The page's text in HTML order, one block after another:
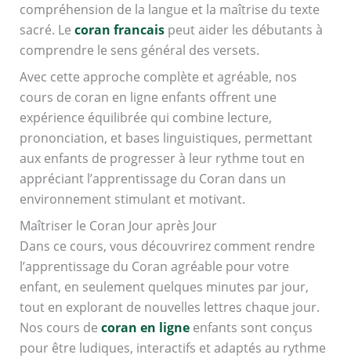
compréhension de la langue et la maîtrise du texte
sacré. Le coran francaispeut aider les débutants à
comprendre le sens général des versets.
Avec cette approche complète et agréable, nos
cours de coran en ligne enfants offrent une
expérience équilibrée qui combine lecture,
prononciation, et bases linguistiques, permettant
aux enfants de progresser à leur rythme tout en
appréciant l’apprentissage du Coran dans un
environnement stimulant et motivant.
Maîtriser le Coran Jour après Jour
Dans ce cours, vous découvrirez comment rendre
l’apprentissage du Coran agréable pour votre
enfant, en seulement quelques minutes par jour,
tout en explorant de nouvelles lettres chaque jour.
Nos cours de coran en ligneenfants sont conçus
pour être ludiques, interactifs et adaptés au rythme